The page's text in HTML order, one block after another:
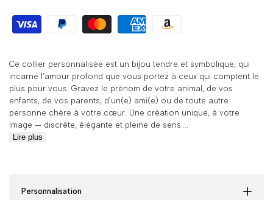
Ce collier personnalisée est un bijou tendre et symbolique, qui
incarne l’amour profond que vous portez à ceux qui comptent le
plus pour vous. Gravez le prénom de votre animal, de vos
enfants, de vos parents, d’un(e) ami(e) ou de toute autre
personne chère à votre cœur. Une création unique, à votre
image — discrète, élégante et pleine de sens....
Lire plus
Personnalisation